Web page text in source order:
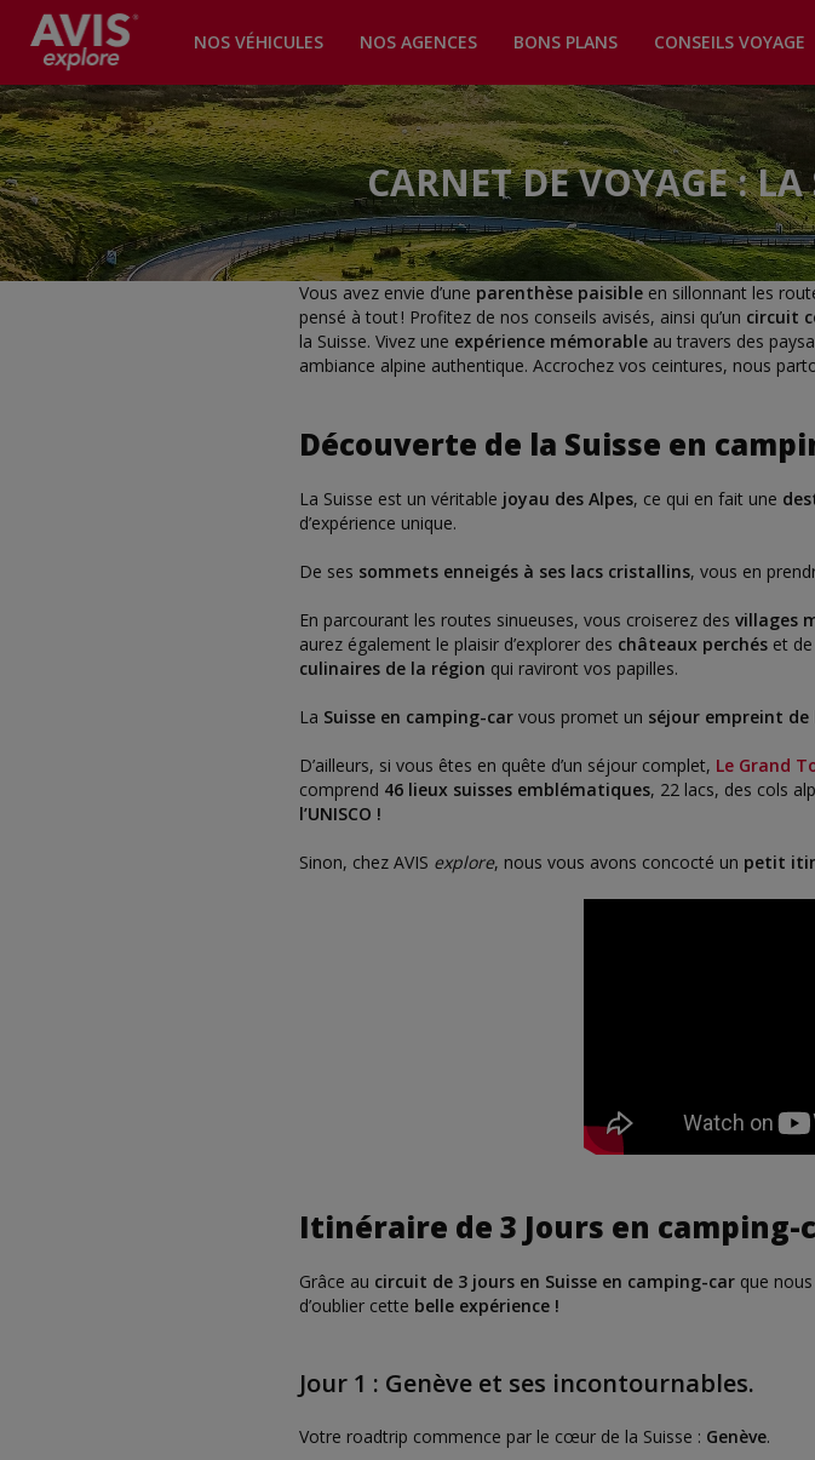
NOS VÉHICULES NOS AGENCES BONS PLANS CONSEILS VOYAGE
CARNET DE VOYAGE :
Vous avez envie d’une parenthèse paisible en sillonnant les
pensé à tout ! Profitez de nos conseils avisés, ainsi qu’un circuit
la Suisse. Vivez une expérience mémorable au travers des
ambiance alpine authentique. Accrochez vos ceintures, nous
Découverte de la Suisse en
La Suisse est un véritable joyau des Alpes, ce qui en fait une
d’expérience unique.
De ses sommets enneigés à ses lacs cristallins, vous en
En parcourant les routes sinueuses, vous croiserez des villages
aurez également le plaisir d’explorer des châteaux perchés et de
culinaires de la région qui raviront vos papilles.
La Suisse en camping-car vous promet un séjour empreint
D’ailleurs, si vous êtes en quête d’un séjour complet, Le Grand
comprend 46 lieux suisses emblématiques, 22 lacs, des cols
l’UNISCO !
Sinon, chez AVIS explore, nous vous avons concocté un petit
Itinéraire de 3 Jours en camping-
Grâce au circuit de 3 jours en Suisse en camping-car que
d’oublier cette belle expérience !
Jour 1 : Genève et ses incontournables.
Votre roadtrip commence par le cœur de la Suisse : Genève.